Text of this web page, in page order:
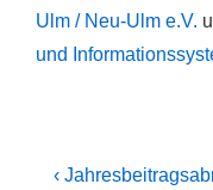
Ulm / Neu-Ulm e.V.
und
Previous
‹